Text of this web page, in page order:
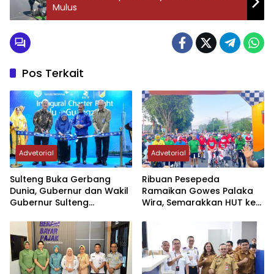
Mulus
Pos Terkait
Advetorial
Sulteng Buka Gerbang
Dunia, Gubernur dan Wakil
Gubernur Sulteng
Perdana Internasional
Palu-Guangzhou
Advetorial
Ribuan Pesepeda
Ramaikan Gowes Palaka
Wira, Semarakkan HUT ke-1